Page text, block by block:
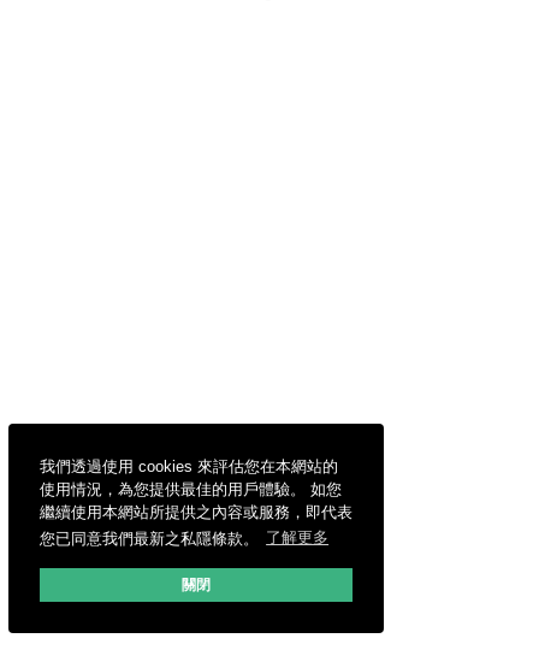
我們透過使用 cookies 來評估您在本網站的
使用情況，為您提供最佳的用戶體驗。 如您
繼續使用本網站所提供之內容或服務，即代表
您已同意我們最新之私隱條款。
了解更多
關閉